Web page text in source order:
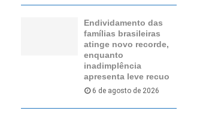
Endividamento das
famílias brasileiras
atinge novo recorde,
enquanto
inadimplência
apresenta leve recuo
6 de agosto de 2026